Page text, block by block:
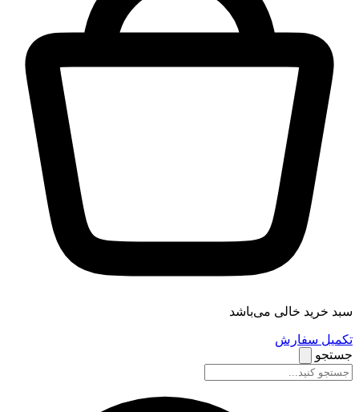
سبد خرید خالی می‌باشد
تکمیل سفارش
جستجو